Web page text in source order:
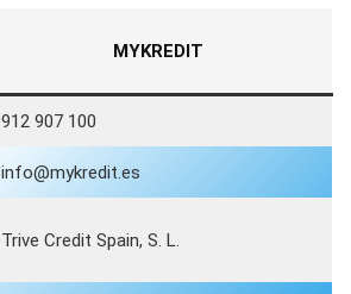
MYKREDIT
912 907 100
info@mykredit.es
Trive Credit Spain, S. L.